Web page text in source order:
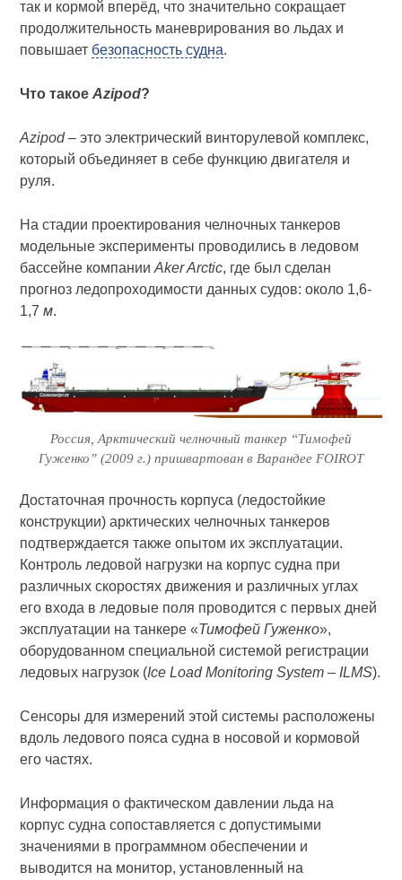
так и кормой вперёд, что значительно сокращает
продолжительность маневрирования во льдах и
повышает безопасность судна.
Что такоеAzipod?
Azipod– это электрический винторулевой комплекс,
который объединяет в себе функцию двигателя и
руля.
На стадии проектирования челночных танкеров
модельные эксперименты проводились в ледовом
бассейне компанииAker Arctic, где был сделан
прогноз ледопроходимости данных судов: около 1,6-
1,7м.
Россия, Арктический челночный танкер “Тимофей
Гуженко” (2009 г.) пришвартован в Варандее FOIROT
Достаточная прочность корпуса (ледостойкие
конструкции) арктических челночных танкеров
подтверждается также опытом их эксплуатации.
Контроль ледовой нагрузки на корпус судна при
различных скоростях движения и различных углах
его входа в ледовые поля проводится с первых дней
эксплуатации на танкере «Тимофей Гуженко»,
оборудованном специальной системой регистрации
ледовых нагрузок (Iсе Load Monitoring System – ILMS).
Сенсоры для измерений этой системы расположены
вдоль ледового пояса судна в носовой и кормовой
его частях.
Информация о фактическом давлении льда на
корпус судна со­поставляется с допустимыми
значениями в программном обеспечении и
выводится на монитор, установленный на